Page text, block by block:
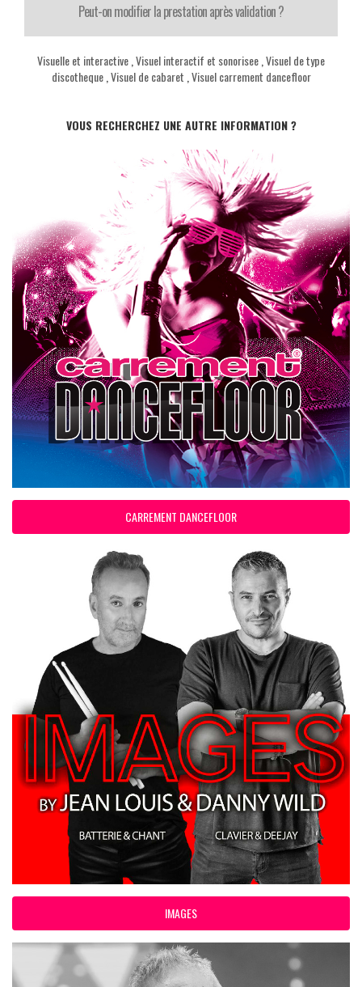
Peut-on modifier la prestation après validation ?
Visuelle et interactive Visuel interactif et sonorisee Visuel de type
discotheque, Visuel de cabaret Visuel carrement dancefloor
VOUS RECHERCHEZ UNE AUTRE INFORMATION ?
CARREMENT DANCEFLOOR
IMAGES